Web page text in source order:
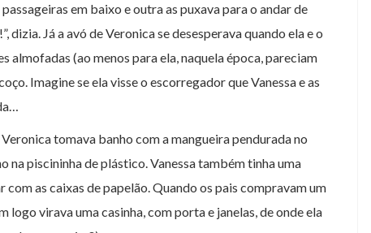
em baixo e outra as puxava para o andar de
Já a avó de Veronica se desesperava quando ela e o
almofadas (ao menos para ela, naquela época, pareciam
Imagine se ela visse o escorregador que Vanessa e as
tomava banho com a mangueira pendurada no
na piscininha de plástico. Vanessa também tinha uma
as caixas de papelão. Quando os pais compravam um
virava uma casinha, com porta e janelas, de onde ela